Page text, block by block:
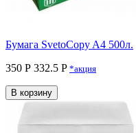
Бумага SvetoCopy A4 500л.
350 Р 332.5 P *акция
В корзину